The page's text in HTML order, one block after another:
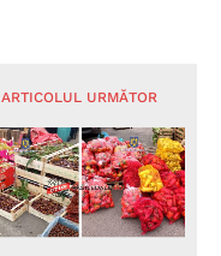
ARTICOLUL URMĂTOR